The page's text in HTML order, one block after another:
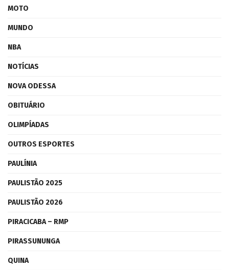
MOTO
MUNDO
NBA
NOTÍCIAS
NOVA ODESSA
OBITUÁRIO
OLIMPÍADAS
OUTROS ESPORTES
PAULÍNIA
PAULISTÃO 2025
PAULISTÃO 2026
PIRACICABA – RMP
PIRASSUNUNGA
QUINA